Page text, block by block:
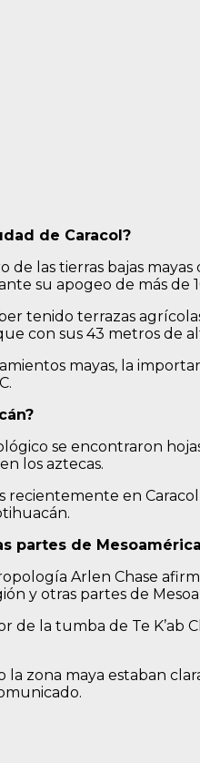
de Caracol?
las tierras bajas
su apogeo de más de
tenido terrazas
con sus 43 metros de
mayas, la
se encontraron
los aztecas.
recientemente en
partes de Mesoamérica
Arlen Chase
y otras partes de
de la tumba de Te K’ab
zona maya estaban